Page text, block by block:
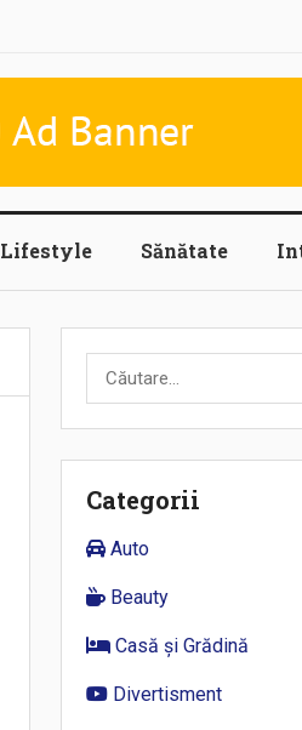
Lifestyle Sănătate
Caută
după:
Categorii
Auto
Beauty
Casă și Grădină
Divertisment